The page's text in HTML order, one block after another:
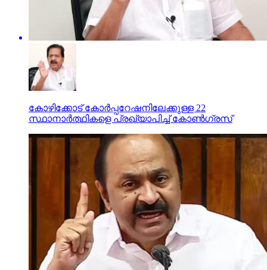
കോഴിക്കോട് കോര്‍പ്പറേഷനിലേക്കുള്ള 22
സ്ഥാനാര്‍ത്ഥികളെ പ്രഖ്യാപിച്ച് കോണ്‍ഗ്രസ്